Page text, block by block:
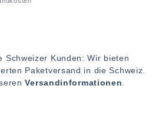
Schweizer Kunden: Wir bieten
Paketversand in die Schweiz.
Versandinformationen